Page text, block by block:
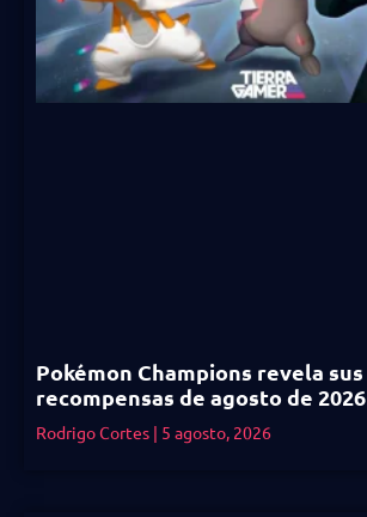
Pokémon Champions revela sus
recompensas de agosto de 2026
Rodrigo Cortes 5 agosto, 2026